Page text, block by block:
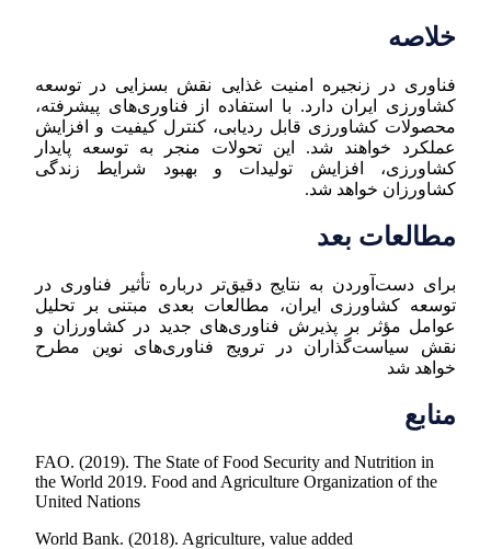
خلاصه
فناوری در زنجیره امنیت غذایی نقش بسزایی در توسعه
کشاورزی ایران دارد. با استفاده از فناوری‌های پیشرفته،
محصولات کشاورزی قابل ردیابی، کنترل کیفیت و افزایش
عملکرد خواهند شد. این تحولات منجر به توسعه پایدار
کشاورزی، افزایش تولیدات و بهبود شرایط زندگی
کشاورزان خواهد شد.
مطالعات بعد
برای دست‌آوردن به نتایج دقیق‌تر درباره تأثیر فناوری در
توسعه کشاورزی ایران، مطالعات بعدی مبتنی بر تحلیل
عوامل مؤثر بر پذیرش فناوری‌های جدید در کشاورزان و
نقش سیاست‌گذاران در ترویج فناوری‌های نوین مطرح
خواهد شد
منابع
FAO. (2019). The State of Food Security and Nutrition in
the World 2019. Food and Agriculture Organization of the
United Nations
World Bank. (2018). Agriculture, value added